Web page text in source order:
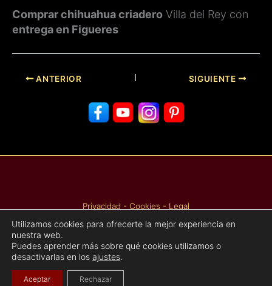
Comprar chihuahua criadero Villa del Rey con
entrega en Figueres
ANTERIOR SIGUIENTE
Privacidad - Cookies - Legal
Entradas Fotos Videos
Utilizamos cookies para ofrecerte la mejor experiencia en
nuestra web.
Puedes aprender más sobre qué cookies utilizamos o
desactivarlas en los ajustes.
Aceptar Rechazar